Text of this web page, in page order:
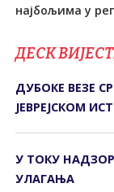
најбољима у
ДЕСК
ДУБОКЕ ВЕЗЕ
ЈЕВРЕЈСКОМ
У ТОКУ
УЛАГАЊА